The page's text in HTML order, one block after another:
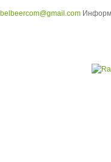
belbeercom@gmail.com